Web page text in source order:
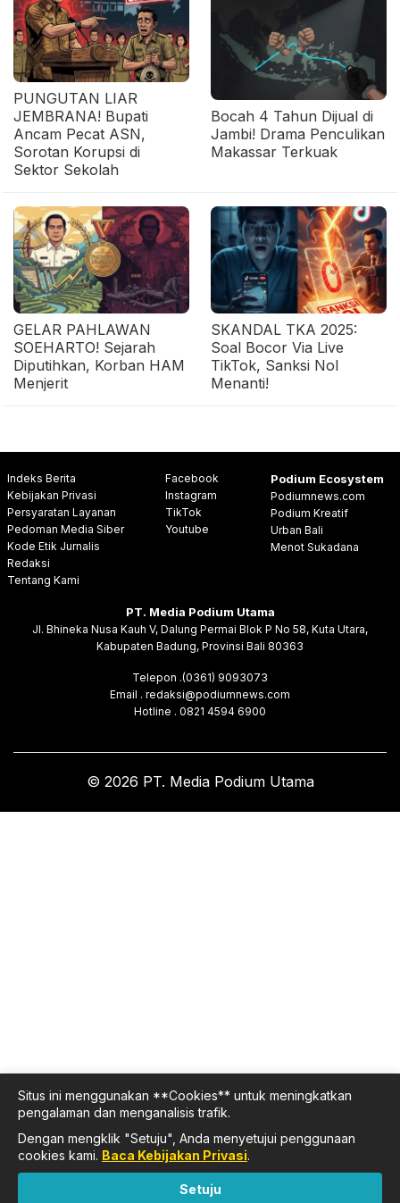
PUNGUTAN LIAR
JEMBRANA! Bupati
Ancam Pecat ASN,
Sorotan Korupsi di
Sektor Sekolah
Bocah 4 Tahun Dijual di
Jambi! Drama Penculikan
Makassar Terkuak
GELAR PAHLAWAN
SOEHARTO! Sejarah
Diputihkan, Korban HAM
Menjerit
SKANDAL TKA 2025:
Soal Bocor Via Live
TikTok, Sanksi Nol
Menanti!
Indeks Berita
Kebijakan Privasi
Persyaratan Layanan
Pedoman Media Siber
Kode Etik Jurnalis
Redaksi
Tentang Kami
Facebook
Instagram
TikTok
Youtube
Podium Ecosystem
Podiumnews.com
Podium Kreatif
Urban Bali
Menot Sukadana
PT. Media Podium Utama
Jl. Bhineka Nusa Kauh V, Dalung Permai Blok P No 58, Kuta Utara,
Kabupaten Badung, Provinsi Bali 80363
Telepon .(0361) 9093073
Email . redaksi@podiumnews.com
Hotline . 0821 4594 6900
© 2026 PT. Media Podium Utama
Situs ini menggunakan **Cookies** untuk meningkatkan
pengalaman dan menganalisis trafik.
Dengan mengklik "Setuju", Anda menyetujui penggunaan
cookies kami. Baca Kebijakan Privasi.
Setuju